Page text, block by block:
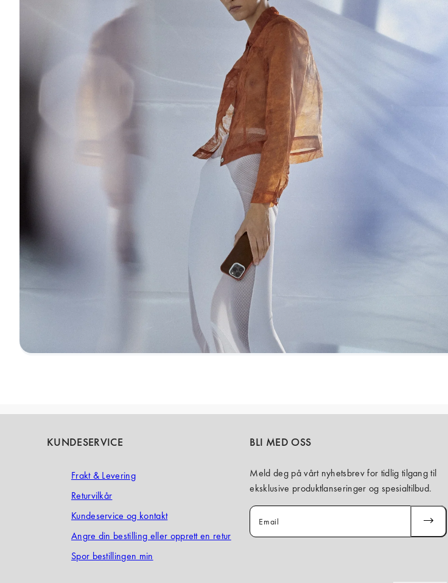
KUNDESERVICE
Frakt & Levering
Returvilkår
Kundeservice og kontakt
Angre din bestilling eller opprett en retur
Spor bestillingen min
BLI MED OSS
Meld deg på vårt nyhetsbrev for tidlig tilgang til
eksklusive produktlanseringer og spesialtilbud.
Email